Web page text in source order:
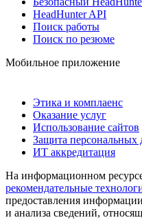
HeadHunter API
Поиск работы
Поиск по резюме
Мобильное приложение
Этика и комплаенс
Оказание услуг
Использование сайтов
Защита персональных
ИТ аккредитация
На информационном
рекомендательные
предоставления
и анализа сведений,